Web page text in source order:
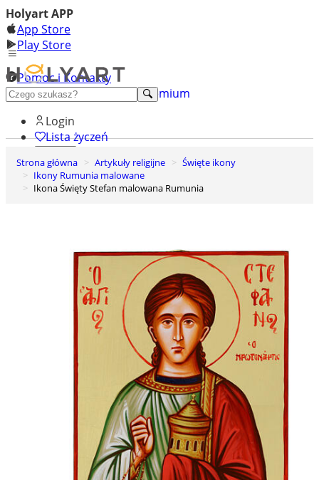
Holyart APP
App Store
Play Store
Pomoc i Kontakty
+48 222 922 860
Odkryj premium
Login
Lista życzeń
0
Koszyk
Strona główna Artykuły religijne
Święte ikony
Ikony Rumunia malowane
Ikona Święty Stefan malowana Rumunia